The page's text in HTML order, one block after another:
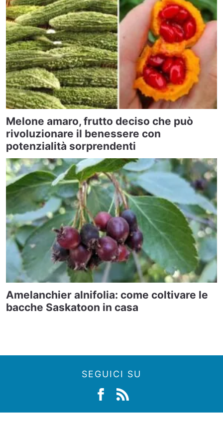
Melone amaro, frutto deciso che può
rivoluzionare il benessere con
potenzialità sorprendenti
Amelanchier alnifolia: come coltivare le
bacche Saskatoon in casa
SEGUICI SU